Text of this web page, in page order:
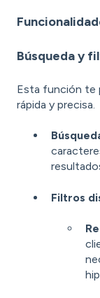
Búsqueda y
Esta función te
rápida y precisa.
Filtros